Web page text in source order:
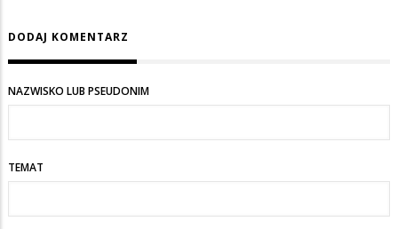
DODAJ KOMENTARZ
NAZWISKO LUB PSEUDONIM
TEMAT